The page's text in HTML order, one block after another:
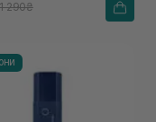
1 290₴